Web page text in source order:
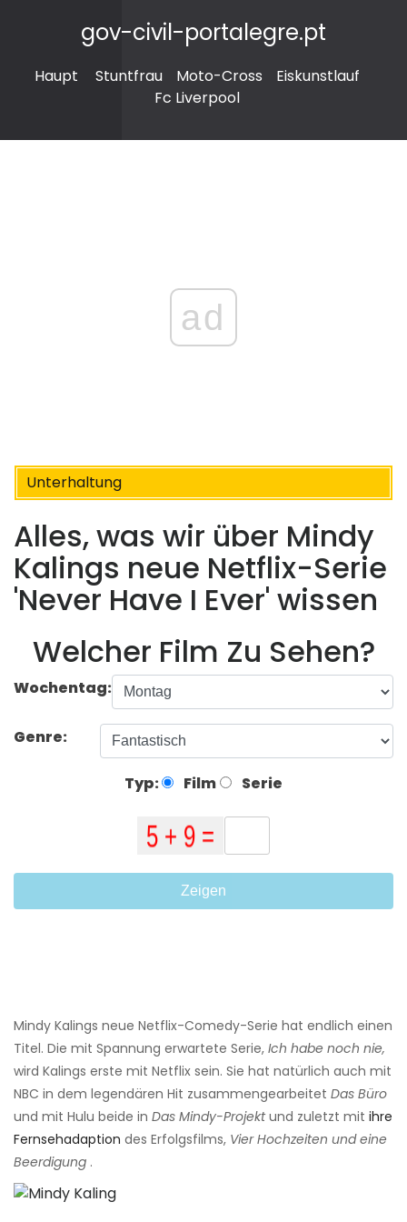
gov-civil-portalegre.pt
Haupt Stuntfrau Moto-Cross
Eiskunstlauf
Fc Liverpool
ad
Unterhaltung
Alles, was wir über Mindy
Kalings neue Netflix-Serie
'Never Have I Ever' wissen
Welcher Film Zu Sehen?
Wochentag:
Genre:
Typ: Film Serie
Zeigen
Mindy Kalings neue Netflix-Comedy-Serie hat endlich einen
Titel. Die mit Spannung erwartete Serie, Ich habe noch nie,
wird Kalings erste mit Netflix sein. Sie hat natürlich auch mit
NBC in dem legendären Hit zusammengearbeitet Das Büro
und mit Hulu beide in Das Mindy-Projektund zuletzt mit ihre
Fernsehadaption des Erfolgsfilms, Vier Hochzeiten und eine
Beerdigung .